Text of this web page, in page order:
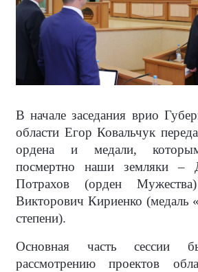
В начале заседания врио
области Егор Ковальчук
ордена и медали,
посмертно наши земляки –
Потрахов (орден
Викторович Кириенко (медаль
степени).
Основная часть сессии
рассмотрению проектов